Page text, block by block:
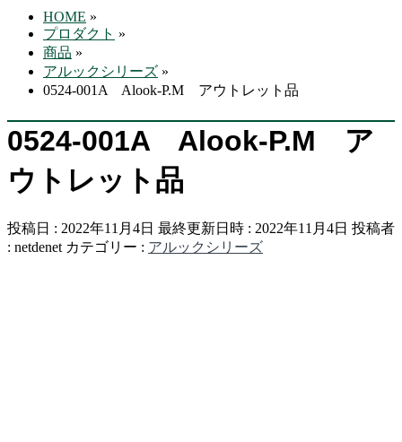
HOME »
プロダクト »
商品 »
アルックシリーズ »
0524-001A Alook-P.M アウトレット品
0524-001A Alook-P.M ア
ウトレット品
投稿日 : 2022年11月4日 最終更新日時 : 2022年11月4日 投稿者
: netdenet カテゴリー : アルックシリーズ